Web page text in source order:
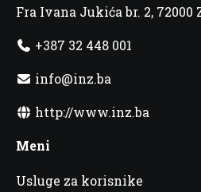
Fra Ivana Jukića br. 2, 72000
+387 32 448 001
info@inz.ba
http://www.inz.ba
Meni
Usluge za korisnike